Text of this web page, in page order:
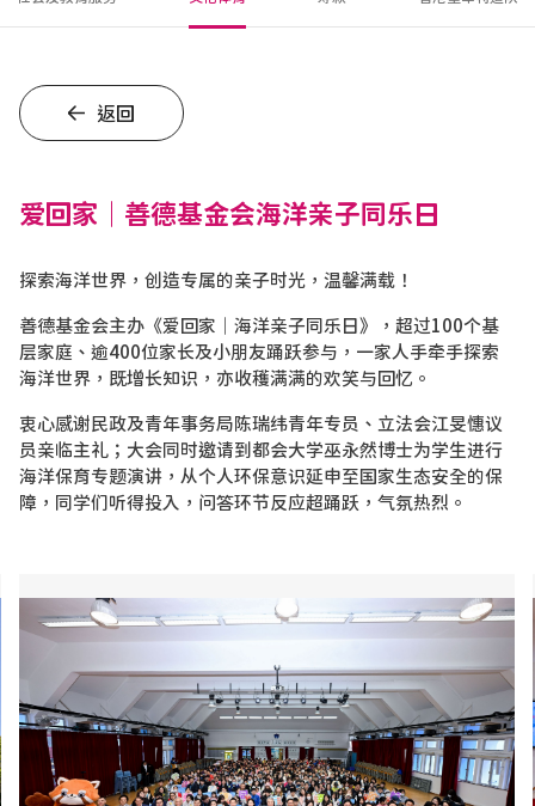
返回
爱回家｜善德基金会海洋亲子同乐日
探索海洋世界，创造专属的亲子时光，温馨满载！
善德基金会主办《爱回家｜海洋亲子同乐日》，超过100个基
层家庭、逾400位家长及小朋友踊跃参与，一家人手牵手探索
海洋世界，既增长知识，亦收穫满满的欢笑与回忆。
衷心感谢民政及青年事务局陈瑞纬青年专员、立法会江旻憓议
员亲临主礼；大会同时邀请到都会大学巫永然博士为学生进行
海洋保育专题演讲，从个人环保意识延申至国家生态安全的保
障，同学们听得投入，问答环节反应超踊跃，气氛热烈。